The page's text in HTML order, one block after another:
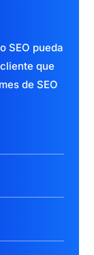
SEO pueda
que
de SEO